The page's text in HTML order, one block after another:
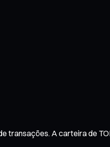
transações. A carteira de